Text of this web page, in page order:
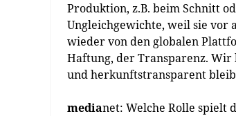
Produktion, z.B. beim Schnitt
Ungleichgewichte, weil sie vor
wieder von den globalen
Haftung, der Transparenz. Wir
und herkunftstransparent
medianet: Welche Rolle spielt